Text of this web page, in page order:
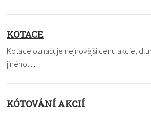
KOTACE
Kotace označuje nejnovější cenu akcie,
jiného…
KÓTOVÁNÍ AKCIÍ